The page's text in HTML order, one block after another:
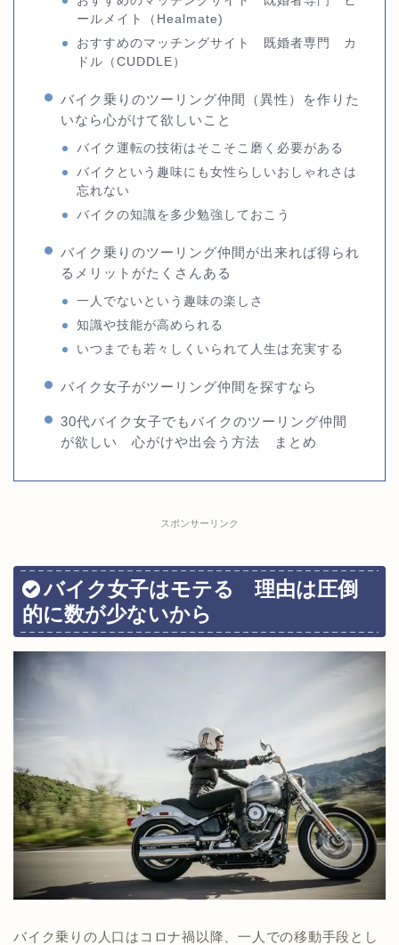
ールメイト（Healmate)
おすすめのマッチングサイト 既婚者専門 カ
ドル（CUDDLE）
バイク乗りのツーリング仲間（異性）を作りた
いなら心がけて欲しいこと
バイク運転の技術はそこそこ磨く必要がある
バイクという趣味にも女性らしいおしゃれさは
忘れない
バイクの知識を多少勉強しておこう
バイク乗りのツーリング仲間が出来れば得られ
るメリットがたくさんある
一人でないという趣味の楽しさ
知識や技能が高められる
いつまでも若々しくいられて人生は充実する
バイク女子がツーリング仲間を探すなら
30代バイク女子でもバイクのツーリング仲間
が欲しい 心がけや出会う方法 まとめ
スポンサーリンク
バイク女子はモテる 理由は圧倒
的に数が少ないから
バイク乗りの人口はコロナ禍以降、一人での移動手段とし